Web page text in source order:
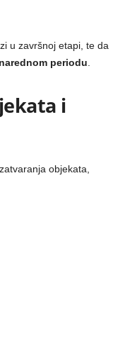
u završnoj etapi, te da
periodu
i
objekata,